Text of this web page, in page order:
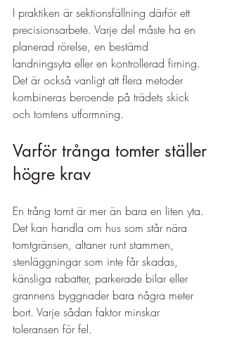
I praktiken är sektionsfällning därför ett
precisionsarbete. Varje del måste ha en
planerad rörelse, en bestämd
landningsyta eller en kontrollerad firning.
Det är också vanligt att flera metoder
kombineras beroende på trädets skick
och tomtens utformning.
Varför trånga tomter ställer
högre krav
En trång tomt är mer än bara en liten yta.
Det kan handla om hus som står nära
tomtgränsen, altaner runt stammen,
stenläggningar som inte får skadas,
känsliga rabatter, parkerade bilar eller
grannens byggnader bara några meter
bort. Varje sådan faktor minskar
toleransen för fel.